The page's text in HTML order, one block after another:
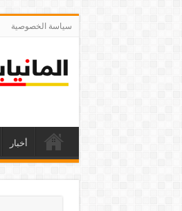
سياسة الخصوصية
أخبار